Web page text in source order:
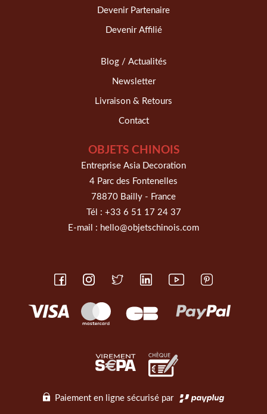
Devenir Partenaire
Devenir Affilié
Blog / Actualités
Newsletter
Livraison & Retours
Contact
OBJETS CHINOIS
Entreprise Asia Decoration
4 Parc des Fontenelles
78870 Bailly - France
Tél : +33 6 51 17 24 37
E-mail : hello@objetschinois.com
Paiement en ligne sécurisé par